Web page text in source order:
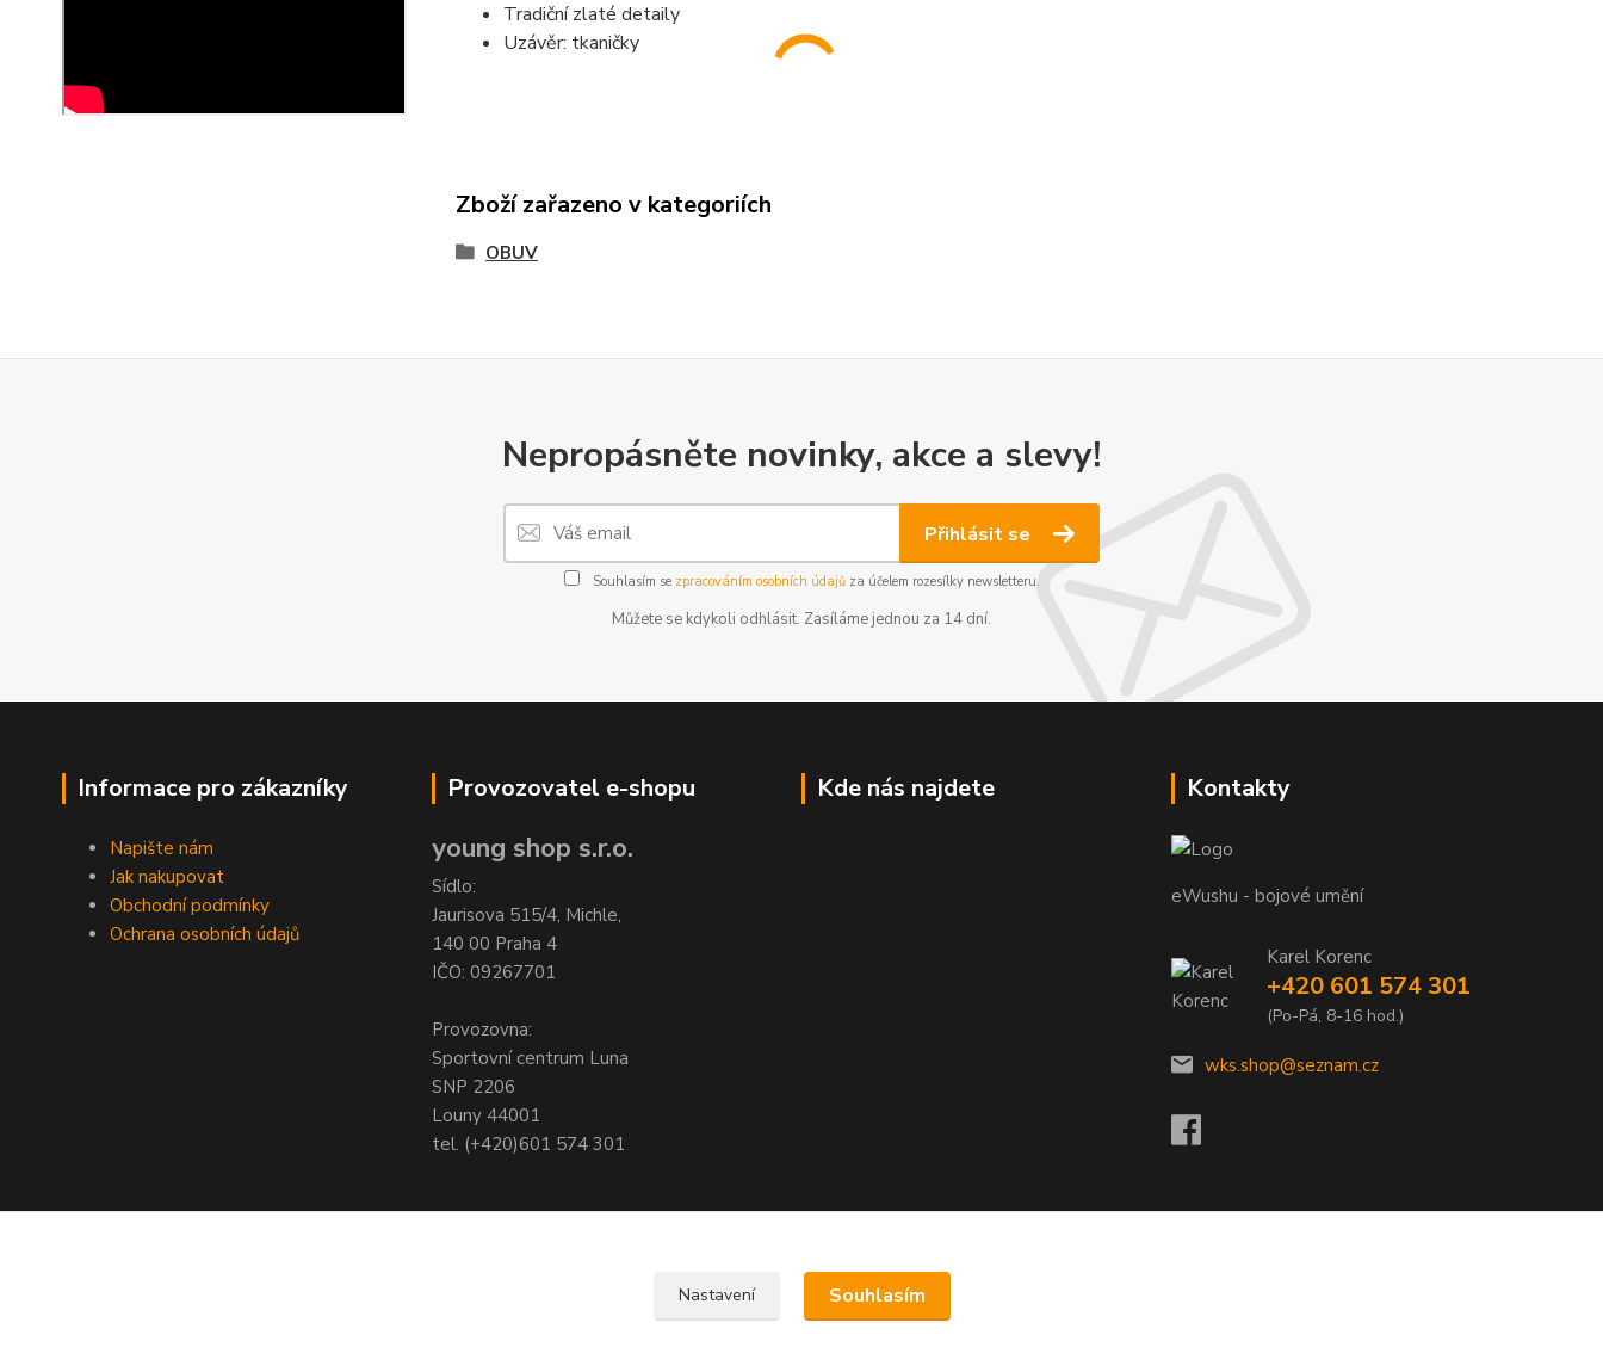
Tradiční zlaté detaily
Uzávěr: tkaničky
Zboží zařazeno v kategoriích
OBUV
Nepropásněte novinky, akce a slevy!
Přihlásit se
Souhlasím se zpracováním osobních údajůza účelem rozesílky newsletteru.
Můžete se kdykoli odhlásit. Zasíláme jednou za 14 dní.
Informace pro zákazníky
Napište nám
Jak nakupovat
Obchodní podmínky
Ochrana osobních údajů
Provozovatel e-shopu
young shop s.r.o.
Sídlo:
Jaurisova 515/4, Michle,
140 00 Praha 4
IČO: 09267701
Provozovna:
Sportovní centrum Luna
SNP 2206
Louny 44001
tel. (+420)601 574 301
Kde nás najdete Kontakty
eWushu - bojové umění
Karel Korenc
+420 601 574 301
(Po-Pá, 8-16 hod.)
wks.shop@seznam.cz
Nastavení Souhlasím